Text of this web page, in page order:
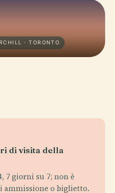
· TORONTO
di visita della
7 giorni su 7; non è
ammissione o biglietto.